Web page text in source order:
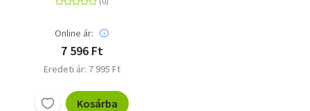
Online ár:
7 596 Ft
Eredeti ár: 7 995 Ft
Kosárba